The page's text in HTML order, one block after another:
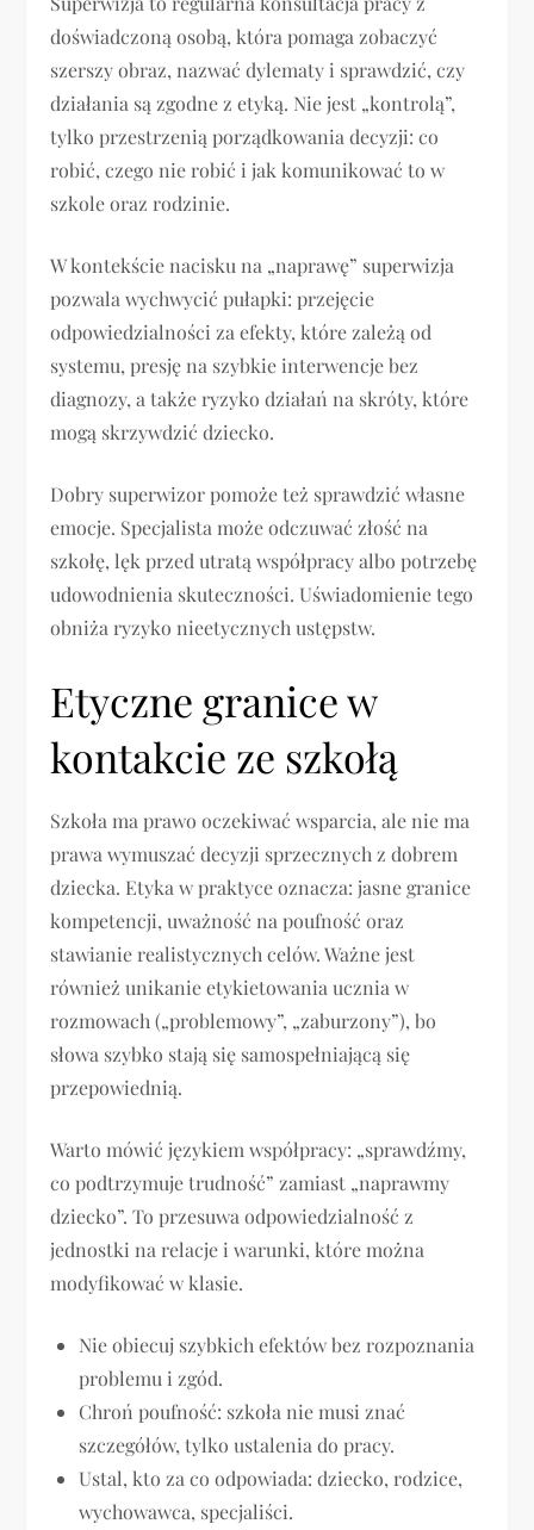
doświadczoną osobą, która pomaga zobaczyć
szerszy obraz, nazwać dylematy i sprawdzić, czy
działania są zgodne z etyką. Nie jest „kontrolą”,
tylko przestrzenią porządkowania decyzji: co
robić, czego nie robić i jak komunikować to w
szkole oraz rodzinie.
W kontekście nacisku na „naprawę” superwizja
pozwala wychwycić pułapki: przejęcie
odpowiedzialności za efekty, które zależą od
systemu, presję na szybkie interwencje bez
diagnozy, a także ryzyko działań na skróty, które
mogą skrzywdzić dziecko.
Dobry superwizor pomoże też sprawdzić własne
emocje. Specjalista może odczuwać złość na
szkołę, lęk przed utratą współpracy albo potrzebę
udowodnienia skuteczności. Uświadomienie tego
obniża ryzyko nieetycznych ustępstw.
Etyczne granice w
kontakcie ze szkołą
Szkoła ma prawo oczekiwać wsparcia, ale nie ma
prawa wymuszać decyzji sprzecznych z dobrem
dziecka. Etyka w praktyce oznacza: jasne granice
kompetencji, uważność na poufność oraz
stawianie realistycznych celów. Ważne jest
również unikanie etykietowania ucznia w
rozmowach („problemowy”, „zaburzony”), bo
słowa szybko stają się samospełniającą się
przepowiednią.
Warto mówić językiem współpracy: „sprawdźmy,
co podtrzymuje trudność” zamiast „naprawmy
dziecko”. To przesuwa odpowiedzialność z
jednostki na relacje i warunki, które można
modyfikować w klasie.
Nie obiecuj szybkich efektów bez rozpoznania
problemu i zgód.
Chroń poufność: szkoła nie musi znać
szczegółów, tylko ustalenia do pracy.
Ustal, kto za co odpowiada: dziecko, rodzice,
wychowawca, specjaliści.